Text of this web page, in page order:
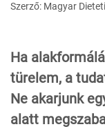
Szerző: Magyar
Ha
türelem, a
Ne akarjunk
alatt